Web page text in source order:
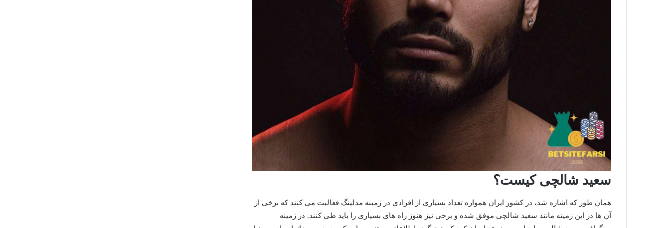
سعید شالچی کیست؟
همان طور که اشاره شد، در کشور ایران همواره تعداد بسیاری از افرادی در زمینه مدلینگ فعالیت می کنند که برخی از
آن ها در این زمینه مانند سعید شالچی موفق شده و برخی نیز هنوز راه های بسیاری را باید طی کنند. در زمینه